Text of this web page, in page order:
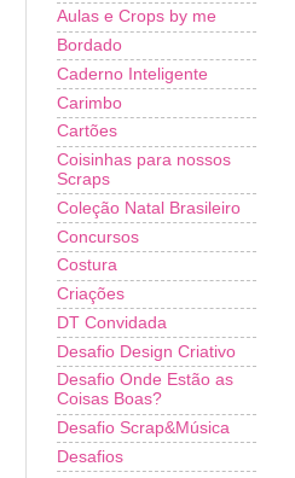
Aulas e Crops by me
Bordado
Caderno Inteligente
Carimbo
Cartões
Coisinhas para nossos
Scraps
Coleção Natal Brasileiro
Concursos
Costura
Criações
DT Convidada
Desafio Design Criativo
Desafio Onde Estão as
Coisas Boas?
Desafio Scrap&Música
Desafios